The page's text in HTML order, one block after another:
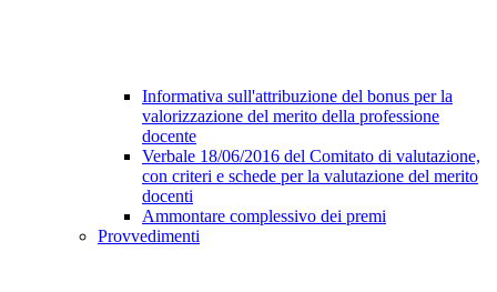
Informativa sull'attribuzione del bonus per la
valorizzazione del merito della professione
docente
Verbale 18/06/2016 del Comitato di valutazione,
con criteri e schede per la valutazione del merito
docenti
Ammontare complessivo dei premi
Provvedimenti